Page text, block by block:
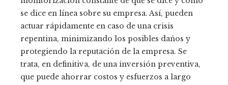
se dice en línea sobre su empresa. Así, pueden
actuar rápidamente en caso de una crisis
repentina, minimizando los posibles daños y
protegiendo la reputación de la empresa. Se
trata, en definitiva, de una inversión preventiva,
que puede ahorrar costos y esfuerzos a largo